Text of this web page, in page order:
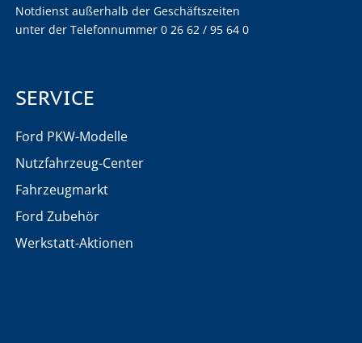
Notdienst außerhalb der Geschäftszeiten
unter der Telefonnummer 0 26 62 / 95 64 0
SERVICE
Ford PKW-Modelle
Nutzfahrzeug-Center
Fahrzeugmarkt
Ford Zubehör
Werkstatt-Aktionen